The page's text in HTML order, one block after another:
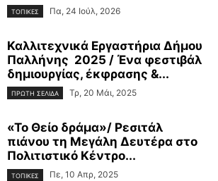
ΤΟΠΙΚΕΣ Πα, 24 Ιούλ, 2026
Καλλιτεχνικά Εργαστήρια Δήμου
Παλλήνης 2025 / Ένα φεστιβάλ
δημιουργίας, έκφρασης &...
ΠΡΩΤΗ ΣΕΛΙΔΑ Τρ, 20 Μάι, 2025
«Το Θείο δράμα»/ Ρεσιτάλ
πιάνου τη Μεγάλη Δευτέρα στο
Πολιτιστικό Κέντρο...
ΤΟΠΙΚΕΣ Πε, 10 Απρ, 2025